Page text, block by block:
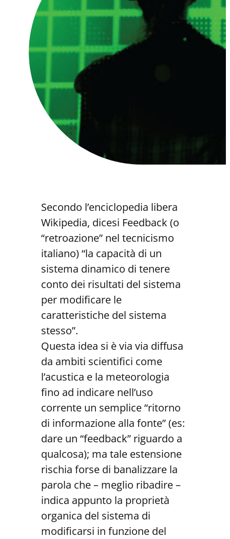
Secondo l’enciclopedia libera
Wikipedia, dicesi Feedback (o
“retroazione” nel tecnicismo
italiano) “la capacità di un
sistema dinamico di tenere
conto dei risultati del sistema
per modificare le
caratteristiche del sistema
stesso”.
Questa idea si è via via diffusa
da ambiti scientifici come
l’acustica e la meteorologia
fino ad indicare nell’uso
corrente un semplice “ritorno
di informazione alla fonte” (es:
dare un “feedback” riguardo a
qualcosa); ma tale estensione
rischia forse di banalizzare la
parola che – meglio ribadire –
indica appunto la proprietà
organica del sistema di
modificarsi in funzione del